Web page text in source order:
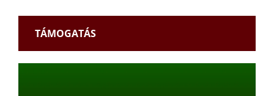
TÁMOGATÁS